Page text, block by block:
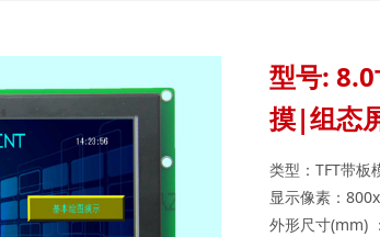
型号:
摸|组态
类型：TFT带板
显示像素：
外形尺寸(mm)